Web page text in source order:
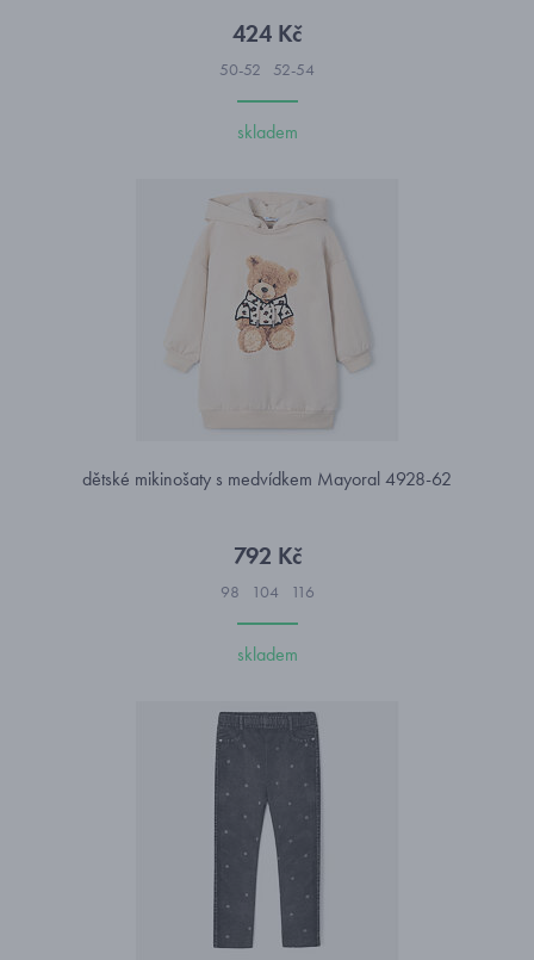
424 Kč
50-52 52-54
skladem
dětské mikinošaty s medvídkem Mayoral 4928-62
792 Kč
98 104 116
skladem